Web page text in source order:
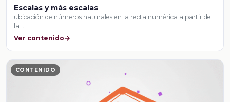
Escalas y más escalas
ubicación de números naturales en la recta numérica a partir de
la …
Ver contenido
CONTENIDO